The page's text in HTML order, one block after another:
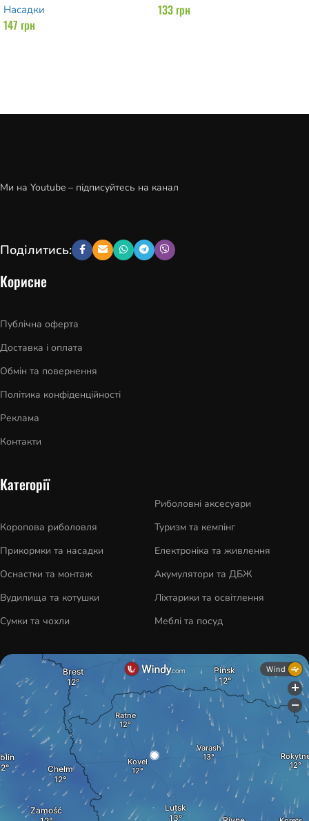
Насадки
147 грн
133грн
Ми на Youtube – підписуйтесь на канал
Поділитись:
Корисне
Публічна оферта
Доставка і оплата
Обмін та повернення
Політика конфіденційності
Реклама
Контакти
Категорії
Коропова риболовля
Прикормки та насадки
Оснастки та монтаж
Вудилища та котушки
Сумки та чохли
Риболовні аксесуари
Туризм та кемпінг
Електроніка та живлення
Акумулятори та ДБЖ
Ліхтарики та освітлення
Меблі та посуд